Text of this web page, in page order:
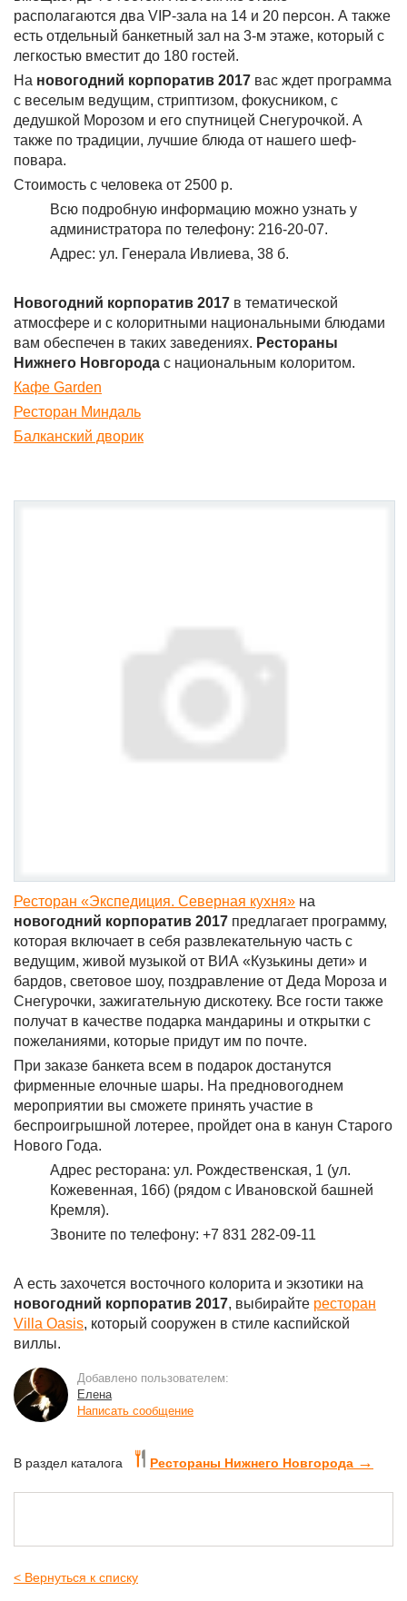
располагаются два VIP-зала на 14 и 20 персон. А также
есть отдельный банкетный зал на 3-м этаже, который с
легкостью вместит до 180 гостей.
На новогодний корпоратив 2017 вас ждет программа
с веселым ведущим, стриптизом, фокусником, с
дедушкой Морозом и его спутницей Снегурочкой. А
также по традиции, лучшие блюда от нашего шеф-
повара.
Стоимость с человека от 2500 р.
Всю подробную информацию можно узнать у
администратора по телефону: 216-20-07.
Адрес: ул. Генерала Ивлиева, 38 б.
Новогодний корпоратив 2017 в тематической
атмосфере и с колоритными национальными блюдами
вам обеспечен в таких заведениях. Рестораны
Нижнего Новгорода с национальным колоритом.
Кафе Garden
Ресторан Миндаль
Балканский дворик
Ресторан «Экспедиция. Северная кухня» на
новогодний корпоратив 2017 предлагает программу,
которая включает в себя развлекательную часть с
ведущим, живой музыкой от ВИА «Кузькины дети» и
бардов, световое шоу, поздравление от Деда Мороза и
Снегурочки, зажигательную дискотеку. Все гости также
получат в качестве подарка мандарины и открытки с
пожеланиями, которые придут им по почте.
При заказе банкета всем в подарок достанутся
фирменные елочные шары. На предновогоднем
мероприятии вы сможете принять участие в
беспроигрышной лотерее, пройдет она в канун Старого
Нового Года.
Адрес ресторана: ул. Рождественская, 1 (ул.
Кожевенная, 16б) (рядом с Ивановской башней
Кремля).
Звоните по телефону: +7 831 282-09-11
А есть захочется восточного колорита и экзотики на
новогодний корпоратив 2017, выбирайте ресторан
Villa Oasis, который сооружен в стиле каспийской
виллы.
Добавлено пользователем:
Елена
Написать сообщение
В раздел каталога Рестораны Нижнего Новгорода →
< Вернуться к списку